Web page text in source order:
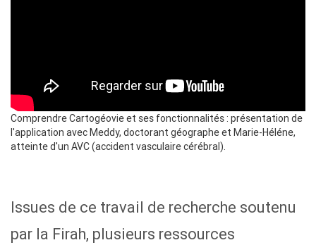
Comprendre Cartogéovie et ses fonctionnalités : présentation de
l'application avec Meddy, doctorant géographe et Marie-Héléne,
atteinte d'un AVC (accident vasculaire cérébral).
Issues de ce travail de recherche soutenu
par la Firah, plusieurs ressources